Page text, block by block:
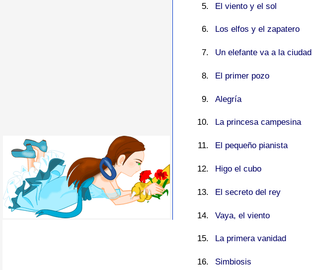
El viento y el sol
Los elfos y el zapatero
Un elefante va a la ciudad
El primer pozo
Alegría
La princesa campesina
El pequeño pianista
Higo el cubo
El secreto del rey
Vaya, el viento
La primera vanidad
Simbiosis